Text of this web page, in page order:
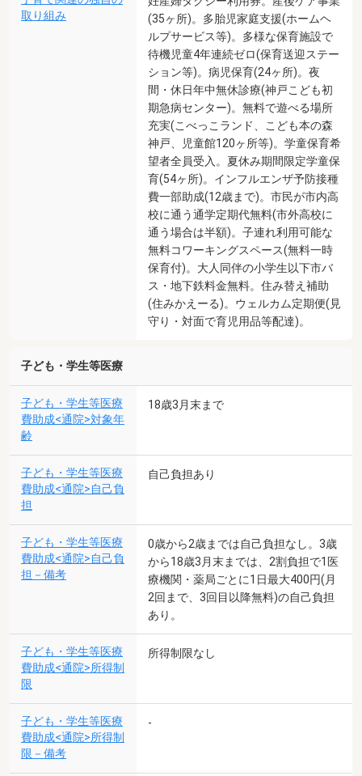
取り組み
(35ヶ所)。多胎児家庭支援(ホームヘ
ルプサービス等)。多様な保育施設で
待機児童4年連続ゼロ(保育送迎ステー
ション等)。病児保育(24ヶ所)。夜
間・休日年中無休診療(神戸こども初
期急病センター)。無料で遊べる場所
充実(こべっこランド、こども本の森
神戸、児童館120ヶ所等)。学童保育希
望者全員受入。夏休み期間限定学童保
育(54ヶ所)。インフルエンザ予防接種
費一部助成(12歳まで)。市民が市内高
校に通う通学定期代無料(市外高校に
通う場合は半額)。子連れ利用可能な
無料コワーキングスペース(無料一時
保育付)。大人同伴の小学生以下市バ
ス・地下鉄料金無料。住み替え補助
(住みかえーる)。ウェルカム定期便(見
守り・対面で育児用品等配達)。
子ども・学生等医療
子ども・学生等医療
費助成<通院>対象年
齢
18歳3月末まで
子ども・学生等医療
費助成<通院>自己負
担
自己負担あり
子ども・学生等医療
費助成<通院>自己負
担－備考
0歳から2歳までは自己負担なし。3歳
から18歳3月末までは、2割負担で1医
療機関・薬局ごとに1日最大400円(月
2回まで、3回目以降無料)の自己負担
あり。
子ども・学生等医療
費助成<通院>所得制
限
所得制限なし
子ども・学生等医療
費助成<通院>所得制
限－備考
-